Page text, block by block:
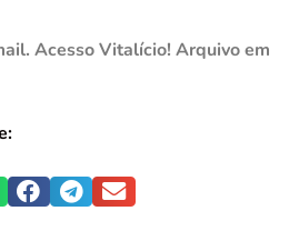
Acesso Vitalício! Arquivo em